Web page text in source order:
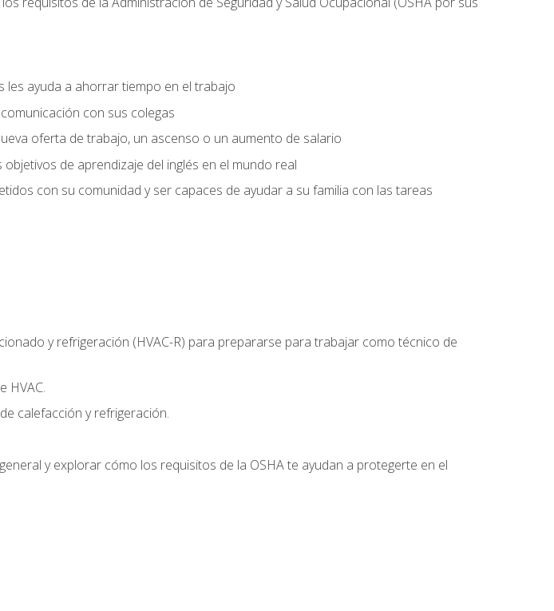
les ayuda a ahorrar tiempo en el trabajo
con sus colegas
oferta de trabajo, un ascenso o un aumento de salario
de aprendizaje del inglés en el mundo real
con su comunidad y ser capaces de ayudar a su familia con las tareas
y refrigeración (HVAC-R) para prepararse para trabajar como técnico de
HVAC.
calefacción y refrigeración.
y explorar cómo los requisitos de la OSHA te ayudan a protegerte en el